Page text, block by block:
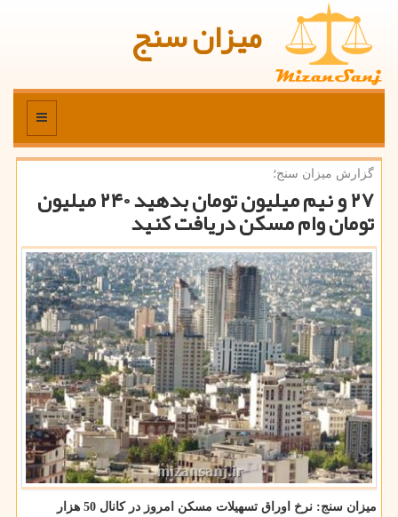
میزان سنج
منو
گزارش میزان سنج؛
۲۷ و نیم میلیون تومان بدهید ۲۴۰ میلیون
تومان وام مسكن دریافت كنید
میزان سنج: نرخ اوراق تسهیلات مسکن امروز در کانال 50 هزار